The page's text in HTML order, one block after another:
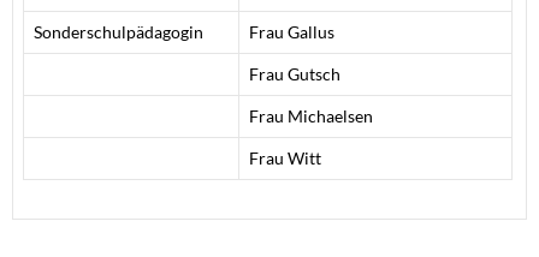
Sonderschulpädagogin Frau Gallus
Frau Gutsch
Frau Michaelsen
Frau Witt